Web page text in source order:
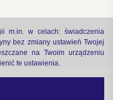
m.in. w celach: świadczenia
bez zmiany ustawień Twojej
na Twoim urządzeniu
te ustawienia.